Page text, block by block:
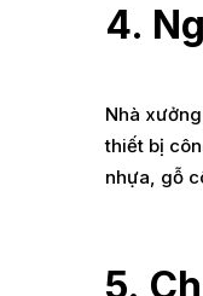
4.
Nhà
thiết bị
nhựa, gỗ
5.